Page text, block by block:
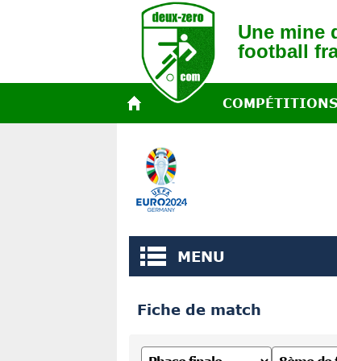
Une mine
football
COMPÉTITIONS
MENU
Fiche de match